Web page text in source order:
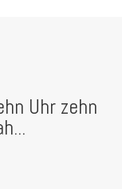
Uhr zehn